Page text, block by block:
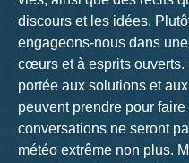
discours et les idées.
engageons-nous dans
cœurs et à esprits ouverts.
portée aux solutions et
peuvent prendre pour
conversations ne seront
météo extrême non plus.